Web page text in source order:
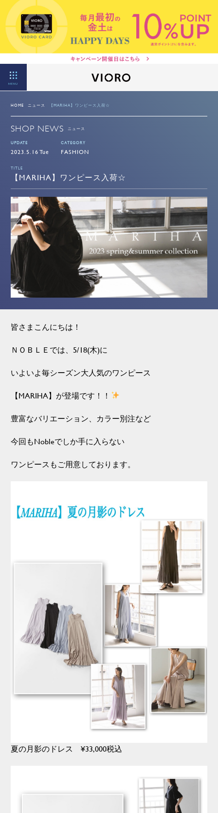
MENU
HOME ニュース 【MARIHA】ワンピース入荷☆
SHOP NEWS ニュース
UPDATE
2023.5.16 Tue
CATEGORY
FASHION
TITLE
【MARIHA】ワンピース入荷☆
皆さまこんにちは！
ＮＯＢＬＥでは、5/18(木)に
いよいよ毎シーズン大人気のワンピース
【MARIHA】が登場です！！
豊富なバリエーション、カラー別注など
今回もNobleでしか手に入らない
ワンピースもご用意しております。
夏の月影のドレス ¥33,000税込